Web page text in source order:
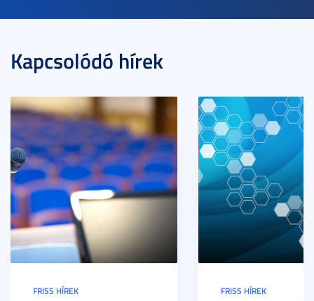
Kapcsolódó hírek
FRISS HÍREK FRISS HÍREK